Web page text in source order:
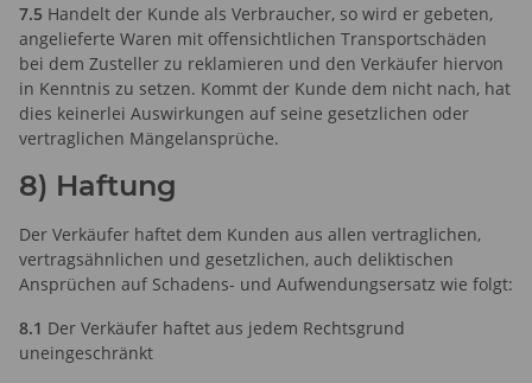
7.5 Handelt der Kunde als Verbraucher, so wird er gebeten,
angelieferte Waren mit offensichtlichen Transportschäden
bei dem Zusteller zu reklamieren und den Verkäufer hiervon
in Kenntnis zu setzen. Kommt der Kunde dem nicht nach, hat
dies keinerlei Auswirkungen auf seine gesetzlichen oder
vertraglichen Mängelansprüche.
8) Haftung
Der Verkäufer haftet dem Kunden aus allen vertraglichen,
vertragsähnlichen und gesetzlichen, auch deliktischen
Ansprüchen auf Schadens- und Aufwendungsersatz wie folgt:
8.1 Der Verkäufer haftet aus jedem Rechtsgrund
uneingeschränkt